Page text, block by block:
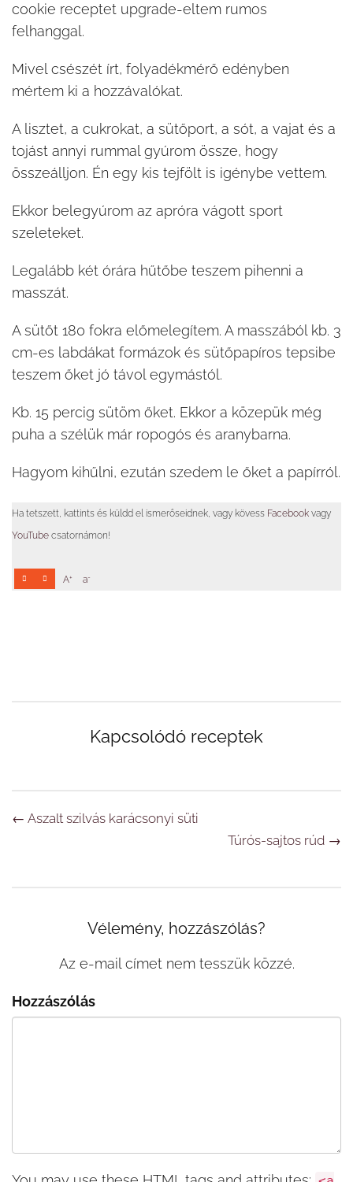
cookie receptet upgrade-eltem rumos
felhanggal.
Mivel csészét írt, folyadékmérő edényben
mértem ki a hozzávalókat.
A lisztet, a cukrokat, a sütőport, a sót, a vajat és a
tojást annyi rummal gyúrom össze, hogy
összeálljon. Én egy kis tejfölt is igénybe vettem.
Ekkor belegyúrom az apróra vágott sport
szeleteket.
Legalább két órára hűtőbe teszem pihenni a
masszát.
A sütőt 180 fokra előmelegítem. A masszából kb. 3
cm-es labdákat formázok és sütőpapíros tepsibe
teszem őket jó távol egymástól.
Kb. 15 percig sütöm őket. Ekkor a közepük még
puha a szélük már ropogós és aranybarna.
Hagyom kihűlni, ezután szedem le őket a papírról.
Ha tetszett, kattints és küldd el ismerőseidnek, vagy kövess Facebook vagy
YouTube csatornámon!
A+ a-
Kapcsolódó receptek
Navigáció
← Aszalt szilvás karácsonyi süti
Túrós-sajtos rúd →
Vélemény, hozzászólás?
Az e-mail címet nem tesszük közzé.
Hozzászólás